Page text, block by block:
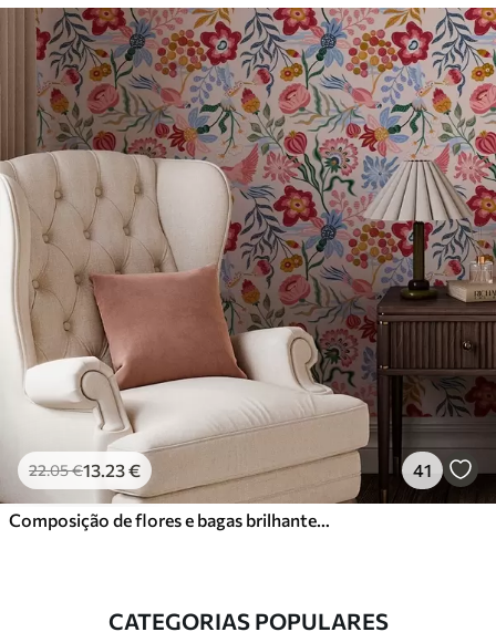
22.05€13.23€ 41
Composição de flores e bagas brilhantes com papagaios
CATEGORIAS POPULARES